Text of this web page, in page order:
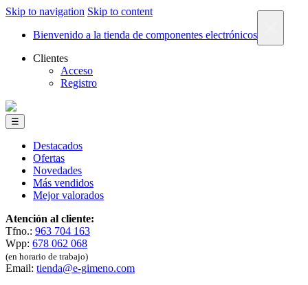
Skip to navigation Skip to content
Bienvenido a la tienda de componentes electrónicos
Clientes
Acceso
Registro
☰
Destacados
Ofertas
Novedades
Más vendidos
Mejor valorados
Atención al cliente:
Tfno.: 963 704 163
Wpp: 678 062 068
(en horario de trabajo)
Email: tienda@e-gimeno.com